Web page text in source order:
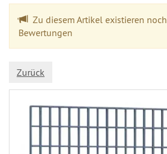
Zu diesem Artikel existieren
Bewertungen
Zurück